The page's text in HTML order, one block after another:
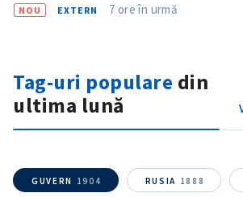
NOU EXTERN 7 ore în urmă
Tag-uri populare din
ultima lună
GUVERN 1904 RUSIA 1888
Telefon
+ Telefon personal
TRIMITE ȘTIREA